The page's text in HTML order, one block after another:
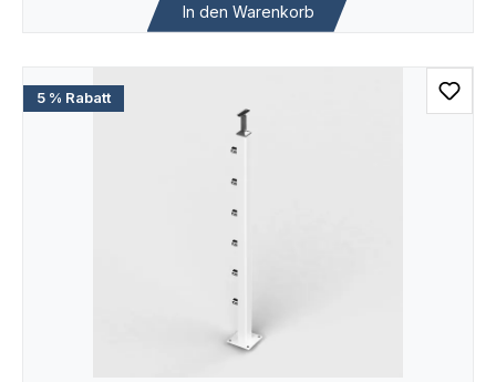
In den Warenkorb
5 % Rabatt